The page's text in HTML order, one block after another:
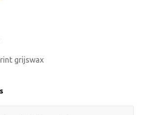
grijswax